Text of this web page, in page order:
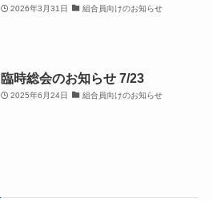
2026年3月31日 組合員向けのお知らせ
臨時総会のお知らせ 7/23
2025年6月24日 組合員向けのお知らせ